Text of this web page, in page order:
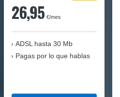
26,95 €/mes
ADSL hasta 30 Mb
Pagas por lo que hablas